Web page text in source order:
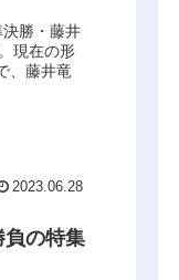
勝・藤井
現在の形
、藤井竜
2023.06.28
の特集